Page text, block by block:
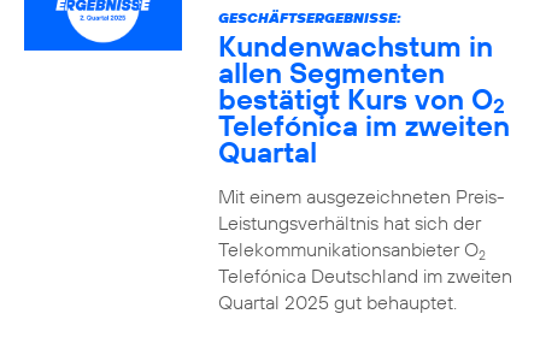
GESCHÄFTSERGEBNISSE:
Kundenwachstum in
allen Segmenten
bestätigt Kurs von O2
Telefónica im zweiten
Quartal
Mit einem ausgezeichneten Preis-
Leistungsverhältnis hat sich der
Telekommunikationsanbieter O2
Telefónica Deutschland im zweiten
Quartal 2025 gut behauptet.